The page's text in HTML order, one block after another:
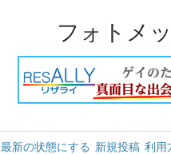
フォトメ
最新の状態にする 新規投稿 利用